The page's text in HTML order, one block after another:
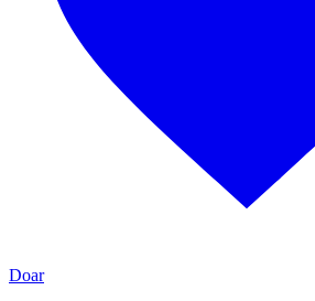
Doar